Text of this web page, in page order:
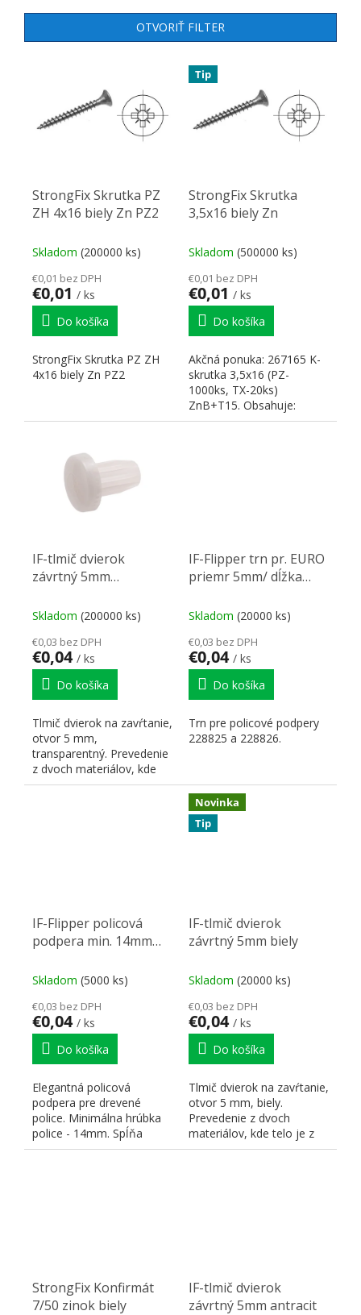
OTVORIŤ FILTER
StrongFix Skrutka PZ
ZH 4x16 biely Zn PZ2
Skladom (200000 ks)
€0,01 bez DPH
€0,01 / ks
Do košíka
StrongFix Skrutka PZ ZH
4x16 biely Zn PZ2
Tip
StrongFix Skrutka
3,5x16 biely Zn
Skladom (500000 ks)
€0,01 bez DPH
€0,01 / ks
Do košíka
Akčná ponuka: 267165 K-
skrutka 3,5x16 (PZ-
1000ks, TX-20ks)
ZnB+T15. Obsahuje:
265721 Bit T15 - 25mm .
IF-tlmič dvierok
závrtný 5mm
Skladom (200000 ks)
€0,03 bez DPH
€0,04 / ks
Do košíka
Tlmič dvierok na zavŕtanie,
otvor 5 mm,
transparentný. Prevedenie
z dvoch materiálov, kde
telo je z pevného plastu
IF-Flipper trn pr. EURO
priemr 5mm/ dĺžka
Skladom (20000 ks)
€0,03 bez DPH
€0,04 / ks
Do košíka
Trn pre policové podpery
228825 a 228826.
IF-Flipper policová
podpera min. 14mm
Skladom (5000 ks)
€0,03 bez DPH
€0,04 / ks
Do košíka
Elegantná policová
podpera pre drevené
police. Minimálna hrúbka
police - 14mm. Spĺňa
európsku normu EN
Novinka
Tip
IF-tlmič dvierok
závrtný 5mm biely
Skladom (20000 ks)
€0,03 bez DPH
€0,04 / ks
Do košíka
Tlmič dvierok na zavŕtanie,
otvor 5 mm, biely.
Prevedenie z dvoch
materiálov, kde telo je z
pevného plastu a doraz z...
StrongFix Konfirmát
7/50 zinok biely
IF-tlmič dvierok
závrtný 5mm antracit